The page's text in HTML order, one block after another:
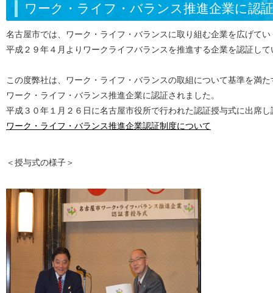
ワーク・ライフ・バランス推進企業に認
名古屋市では、ワーク・ライフ・バランスに取り組む企業を広げてい
平成２９年４月よりワークライフバランスを推進する企業を認証して
この度弊社は、ワーク・ライフ・バランスの取組について基準を満
ワーク・ライフ・バランス推進企業に認証されました。
平成３０年１月２６日に名古屋市役所で行われた認証授与式に出席
ワーク・ライフ・バランス推進企業認証制度について
＜授与式の様子＞